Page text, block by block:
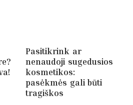
Pasitikrink ar
nenaudoji sugedusios
kosmetikos:
pasėkmės gali būti
tragiškos